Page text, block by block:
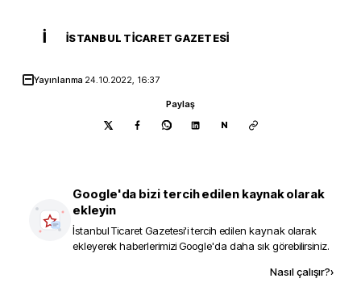
İ İSTANBUL TICARET GAZETESI
Yayınlanma 24.10.2022, 16:37
Paylaş
N
Google'da bizi tercih edilen kaynak olarak
ekleyin
İstanbul Ticaret Gazetesi'i tercih edilen kaynak olarak
ekleyerek haberlerimizi Google'da daha sık görebilirsiniz.
Nasıl çalışır?›